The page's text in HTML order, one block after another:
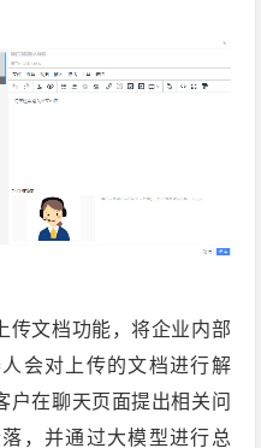
传文档功能，将企业内部
会对上传的文档进行解
户在聊天页面提出相关问
，并通过大模型进行总